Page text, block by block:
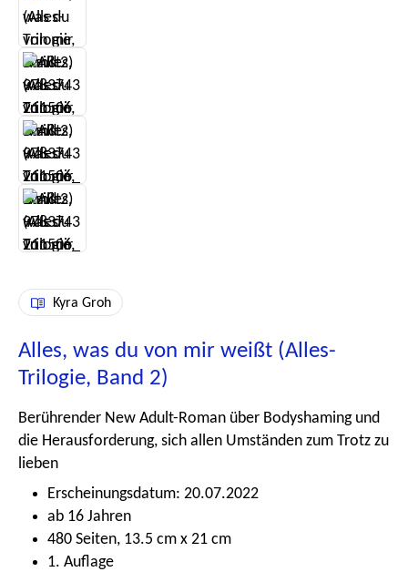
Kyra Groh
Alles, was du von mir weißt (Alles-
Trilogie, Band 2)
Berührender New Adult-Roman über Bodyshaming und
die Herausforderung, sich allen Umständen zum Trotz zu
lieben
Erscheinungsdatum: 20.07.2022
ab 16 Jahren
480 Seiten, 13.5 cm x 21 cm
1. Auflage